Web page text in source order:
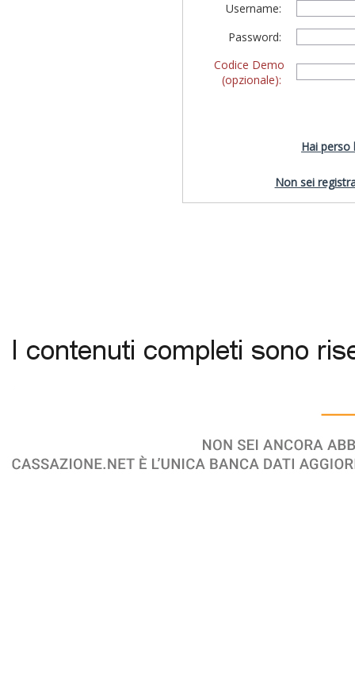
Username:
Password:
Codice Demo
(opzionale):
Hai perso
Non sei